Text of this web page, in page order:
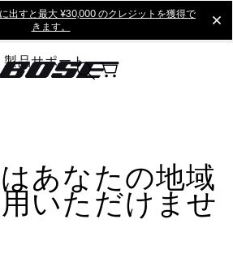
出すと最大 ¥30,000 のクレジットを獲得で
きます。
製品サポート
あなたの地域
いただけませ